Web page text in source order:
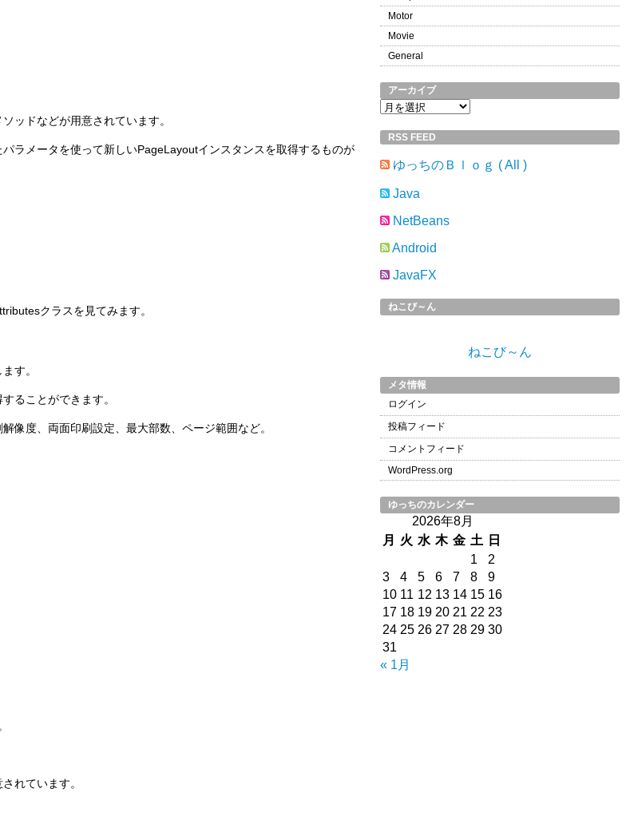
ッドなどが用意されています。
ラメータを使って新しいPageLayoutインスタンスを取得するものが
クラスを見てみます。
す。
ることができます。
像度、両面印刷設定、最大部数、ページ範囲など。
れています。
Motor
Movie
General
アーカイブ
ア
カ
イ
ブ
RSS FEED
ゆっちのＢｌｏｇ ( All )
Java
NetBeans
Android
JavaFX
ねこび～ん
ねこび～ん
メタ情報
ログイン
投稿フィード
コメントフィード
WordPress.org
ゆっちのカレンダー
2026年8月
月
火 水 木 金 土 日
1
2
3
4 5 6 7 8
9
10 11 12 13 14 15 16
17 18 19 20 21 22 23
24 25 26 27 28 29 30
31
« 1月